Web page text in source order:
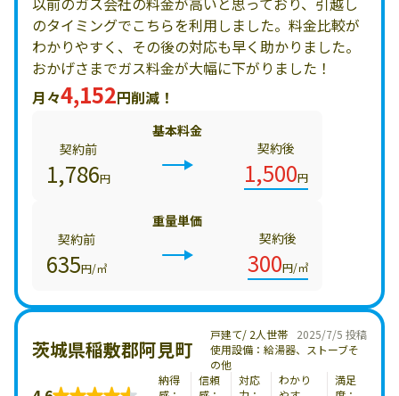
のタイミングでこちらを利用しました。料金比較が
わかりやすく、その後の対応も早く助かりました。
おかげさまでガス料金が大幅に下がりました！
月々4,152円削減！
基本料金
契約前
1,786円
契約後
1,500円
重量単価
契約前
635円/㎥
契約後
300円/㎥
2025/7/5 投稿
茨城県稲敷郡阿見町
戸建て/ 2人世帯
使用設備：給湯器、ストーブそ
の他
納得
信頼
対応
わかり
満足